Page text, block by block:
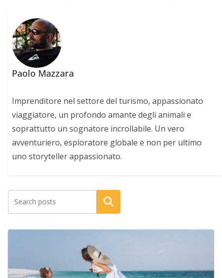
Paolo Mazzara
Imprenditore nel settore del turismo, appassionato
viaggiatore, un profondo amante degli animali e
soprattutto un sognatore incrollabile. Un vero
avventuriero, esploratore globale e non per ultimo
uno storyteller appassionato.
Cerca